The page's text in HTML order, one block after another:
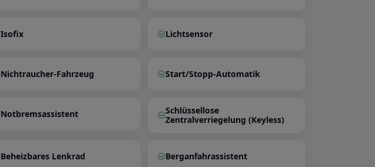
Isofix Lichtsensor
Nichtraucher-Fahrzeug Start/Stopp-Automatik
Notbremsassistent
Schlüssellose
Zentralverriegelung (Keyless)
Beheizbares Lenkrad Berganfahrassistent